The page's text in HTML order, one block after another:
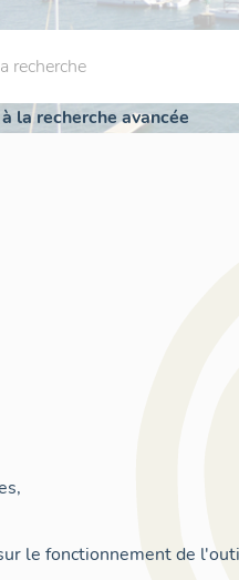
la recherche avancée
le fonctionnement de